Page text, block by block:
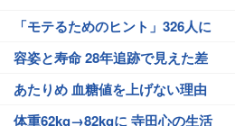
「モテるためのヒント」326人に
容姿と寿命 28年追跡で見えた差
あたりめ 血糖値を上げない理由
体重62kg→82kgに 寺田心の生活